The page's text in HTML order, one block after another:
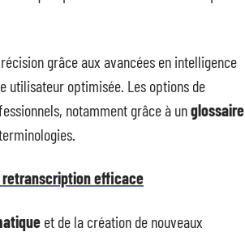
grâce aux avancées en intelligence
utilisateur optimisée. Les options de
notamment grâce à unglossaire
retranscription efficace
et de la création de nouveaux